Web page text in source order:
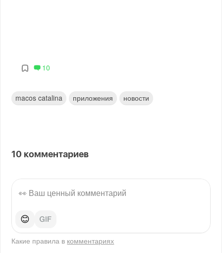
10
macos catalina приложения новости
10 комментариев
😊
Какие правила в комментариях